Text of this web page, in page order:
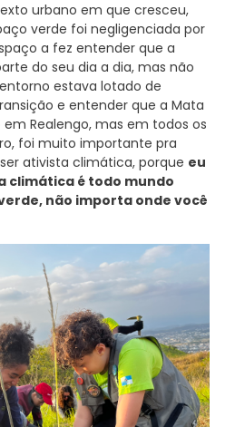
urbano em que cresceu,
verde foi negligenciada por
a fez entender que a
do seu dia a dia, mas não
estava lotado de
e entender que a Mata
Realengo, mas em todos os
foi muito importante pra
ativista climática, porque eu
climática é todo mundo
não importa onde você